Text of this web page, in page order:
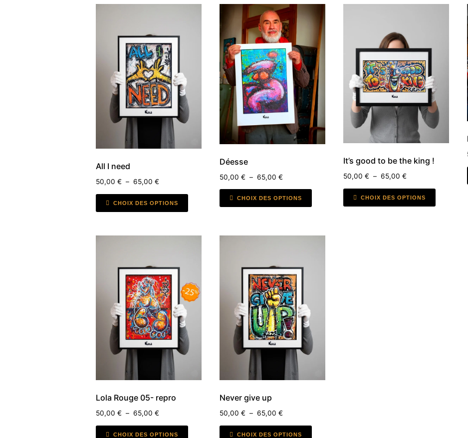
All I need
50,00 € – 65,00 €
CHOIX DES OPTIONS
Déesse
50,00€ – 65,00€
CHOIX DES OPTIONS
It’s good to be the king !
50,00€ – 65,00€
CHOIX DES OPTIONS
Lola Rouge 05- repro
50,00 € – 65,00 €
CHOIX DES OPTIONS
Never give up
50,00€ – 65,00€
CHOIX DES OPTIONS